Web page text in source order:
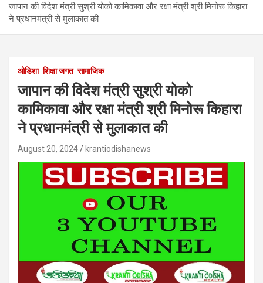
जापान की विदेश मंत्री सुश्री योको कामिकावा और रक्षा मंत्री श्री मिनोरू किहारा
ने प्रधानमंत्री से मुलाकात की
ओडिशा शिक्षा जगत सामाजिक
जापान की विदेश मंत्री सुश्री योको
कामिकावा और रक्षा मंत्री श्री मिनोरू किहारा
ने प्रधानमंत्री से मुलाकात की
August 20, 2024 krantiodishanews